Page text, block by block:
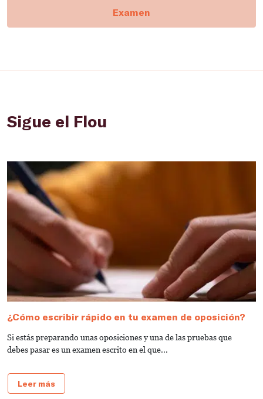
Examen
Sigue el Flou
¿Cómo escribir rápido en tu examen de oposición?
Si estás preparando unas oposiciones y una de las pruebas que
debes pasar es un examen escrito en el que...
Leer más